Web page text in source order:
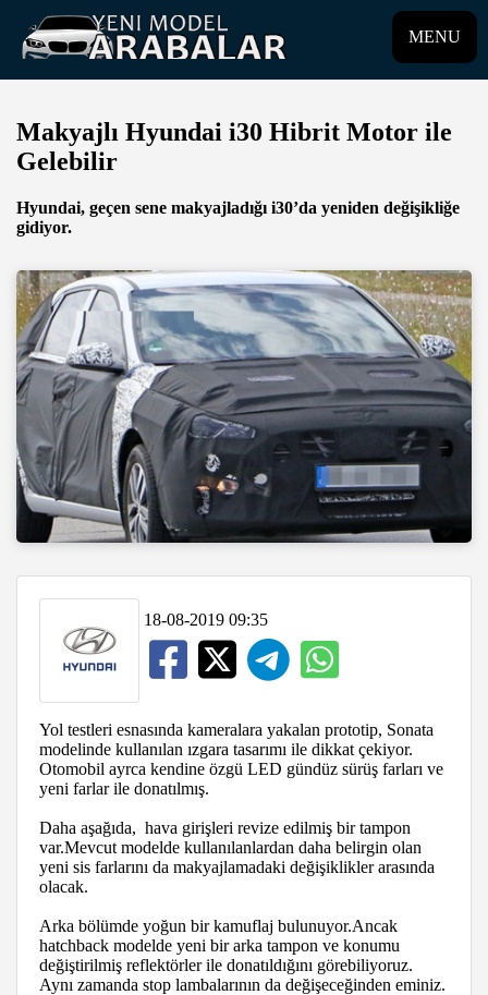
MENU
Makyajlı Hyundai i30 Hibrit Motor ile
Gelebilir
Hyundai, geçen sene makyajladığı i30’da yeniden değişikliğe
gidiyor.
18-08-2019 09:35
Yol testleri esnasında kameralara yakalan prototip, Sonata
modelinde kullanılan ızgara tasarımı ile dikkat çekiyor.
Otomobil ayrca kendine özgü LED gündüz sürüş farları ve
yeni farlar ile donatılmış.
Daha aşağıda, hava girişleri revize edilmiş bir tampon
var.Mevcut modelde kullanılanlardan daha belirgin olan
yeni sis farlarını da makyajlamadaki değişiklikler arasında
olacak.
Arka bölümde yoğun bir kamuflaj bulunuyor.Ancak
hatchback modelde yeni bir arka tampon ve konumu
değiştirilmiş reflektörler ile donatıldığını görebiliyoruz.
Aynı zamanda stop lambalarının da değişeceğinden eminiz.